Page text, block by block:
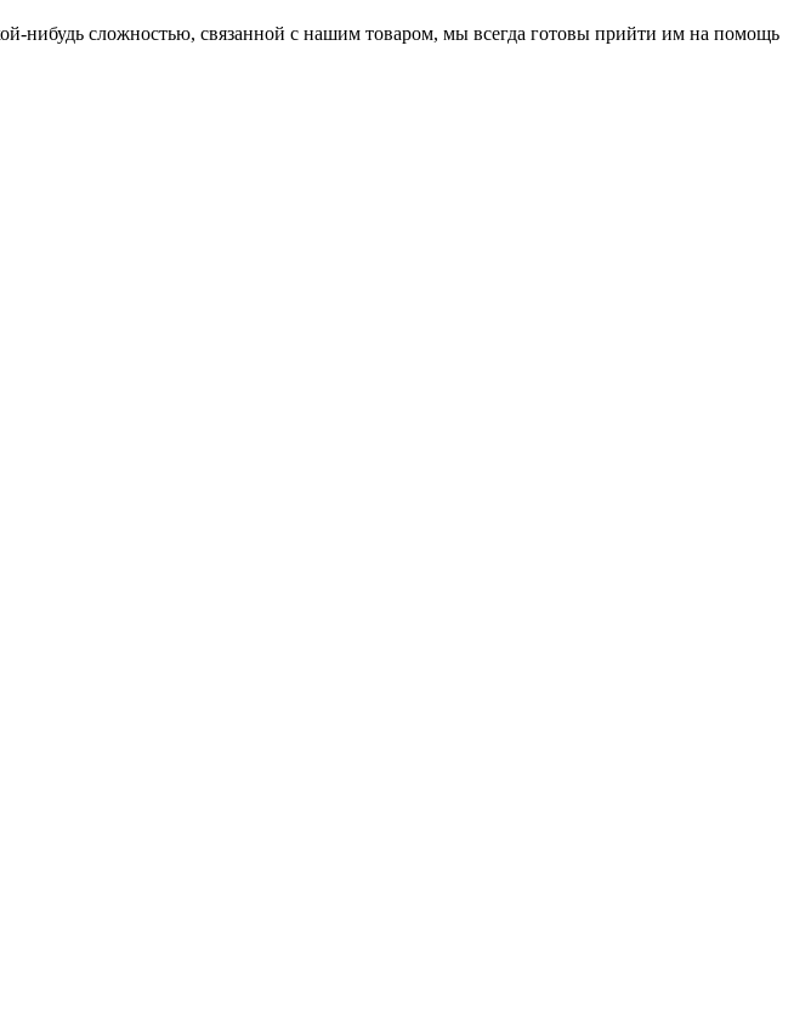
нибудь сложностью, связанной с нашим товаром, мы всегда готовы прийти им на помощь